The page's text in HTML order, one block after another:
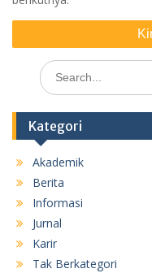
Search
for:
Kategori
Akademik
Berita
Informasi
Jurnal
Karir
Tak Berkategori